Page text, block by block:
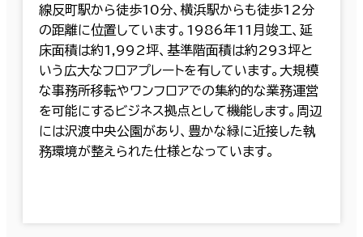
線反町駅から徒歩10分、横浜駅からも徒歩12分
の距離に位置しています。1986年11月竣工、延
床面積は約1,992坪、基準階面積は約293坪と
いう広大なフロアプレートを有しています。大規模
な事務所移転やワンフロアでの集約的な業務運営
を可能にするビジネス拠点として機能します。周辺
には沢渡中央公園があり、豊かな緑に近接した執
務環境が整えられた仕様となっています。